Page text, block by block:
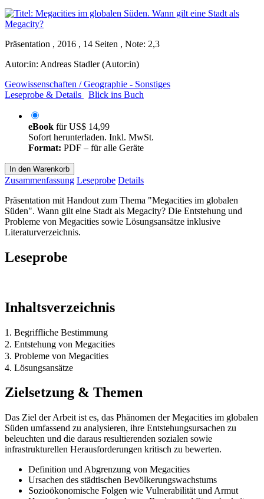
Präsentation , 2016 , 14 Seiten , Note: 2,3
Autor:in: Andreas Stadler (Autor:in)
Geowissenschaften / Geographie - Sonstiges
Leseprobe & Details
Blick ins Buch
eBook fürUS$ 14,99
Sofort herunterladen. Inkl. MwSt.
Format: PDF – für alle Geräte
In den Warenkorb
Zusammenfassung Leseprobe Details
Präsentation mit Handout zum Thema "Megacities im globalen
Süden". Wann gilt eine Stadt als Megacity? Die Entstehung und
Probleme von Megacities sowie Lösungsansätze inklusive
Literaturverzeichnis.
Leseprobe
Inhaltsverzeichnis
1. Begriffliche Bestimmung
2. Entstehung von Megacities
3. Probleme von Megacities
4. Lösungsansätze
Zielsetzung & Themen
Das Ziel der Arbeit ist es, das Phänomen der Megacities im globalen
Süden umfassend zu analysieren, ihre Entstehungsursachen zu
beleuchten und die daraus resultierenden sozialen sowie
infrastrukturellen Herausforderungen kritisch zu bewerten.
Definition und Abgrenzung von Megacities
Ursachen des städtischen Bevölkerungswachstums
Sozioökonomische Folgen wie Vulnerabilität und Armut